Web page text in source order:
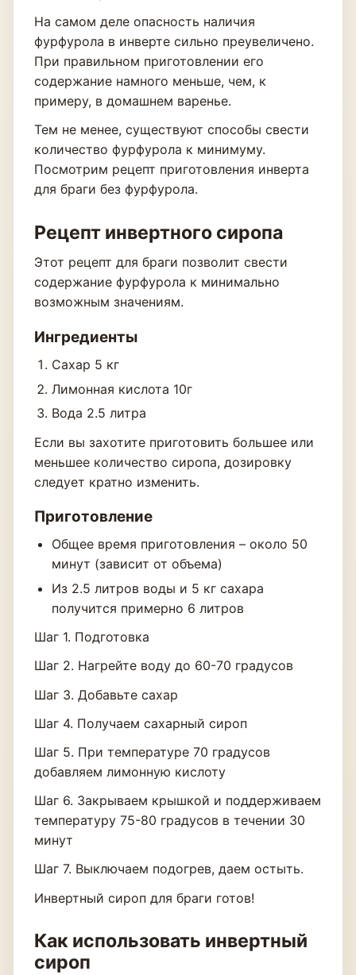
На самом деле опасность наличия
фурфурола в инверте сильно преувеличено.
При правильном приготовлении его
содержание намного меньше, чем, к
примеру, в домашнем варенье.
Тем не менее, существуют способы свести
количество фурфурола к минимуму.
Посмотрим рецепт приготовления инверта
для браги без фурфурола.
Рецепт инвертного сиропа
Этот рецепт для браги позволит свести
содержание фурфурола к минимально
возможным значениям.
Ингредиенты
Сахар 5 кг
Лимонная кислота 10г
Вода 2.5 литра
Если вы захотите приготовить большее или
меньшее количество сиропа, дозировку
следует кратно изменить.
Приготовление
Общее время приготовления – около 50
минут (зависит от объема)
Из 2.5 литров воды и 5 кг сахара
получится примерно 6 литров
Шаг 1. Подготовка
Шаг 2. Нагрейте воду до 60-70 градусов
Шаг 3. Добавьте сахар
Шаг 4. Получаем сахарный сироп
Шаг 5. При температуре 70 градусов
добавляем лимонную кислоту
Шаг 6. Закрываем крышкой и поддерживаем
температуру 75-80 градусов в течении 30
минут
Шаг 7. Выключаем подогрев, даем остыть.
Инвертный сироп для браги готов!
Как использовать инвертный
сироп